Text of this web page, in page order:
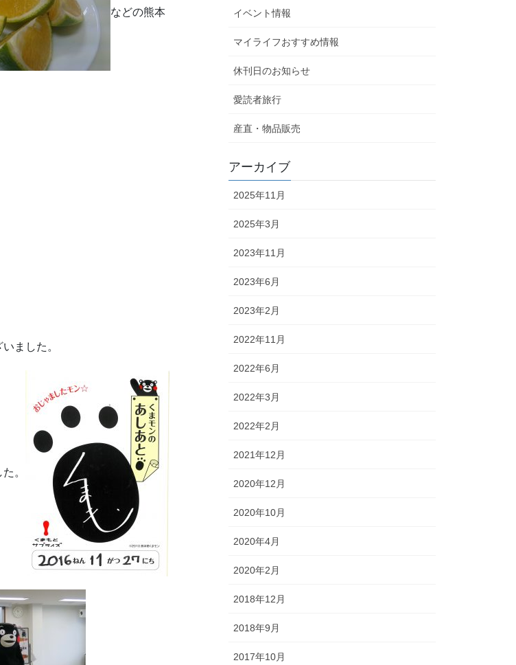
などの熊本
ました。
。
イベント情報
マイライフおすすめ情報
休刊日のお知らせ
愛読者旅行
産直・物品販売
アーカイブ
2025年11月
2025年3月
2023年11月
2023年6月
2023年2月
2022年11月
2022年6月
2022年3月
2022年2月
2021年12月
2020年12月
2020年10月
2020年4月
2020年2月
2018年12月
2018年9月
2017年10月